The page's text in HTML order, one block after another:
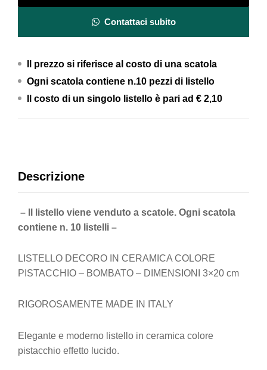
quantity
Contattaci subito
Il prezzo si riferisce al costo di una scatola
Ogni scatola contiene n.10 pezzi di listello
Il costo di un singolo listello è pari ad € 2,10
Descrizione
– Il listello viene venduto a scatole. Ogni scatola
contiene n. 10 listelli –
LISTELLO DECORO IN CERAMICA COLORE
PISTACCHIO – BOMBATO – DIMENSIONI 3×20 cm
RIGOROSAMENTE MADE IN ITALY
Elegante e moderno listello in ceramica colore
pistacchio effetto lucido.